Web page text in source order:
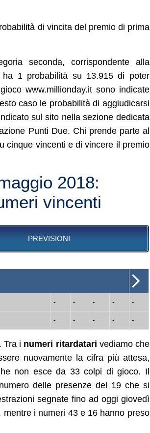
di vincita del premio di prima
seconda, corrispondente alla
ha 1 probabilità su 13.915 di poter
www.millionday.it sono indicate
caso le probabilità di aggiudicarsi
sul sito nella sezione dedicata
Punti Due. Chi prende parte al
cinque vincenti e di vincere il premio
2018:
vincenti
PREVISIONI
- - - - -
- - - - -
Tra i numeri ritardatari vediamo che
nuovamente la cifra più attesa,
non esce da 33 colpi di gioco. Il
delle presenze del 19 che si
segnate fino ad oggi giovedì
i numeri 43 e 16 hanno preso